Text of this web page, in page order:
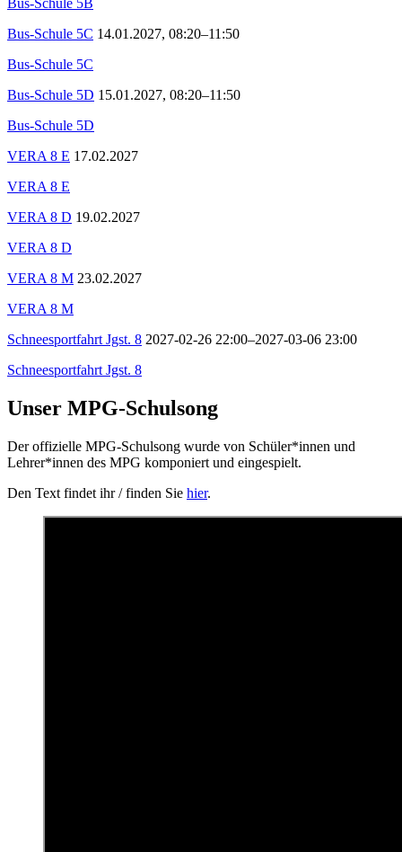
Bus-Schule 5C 14.01.2027, 08:20–11:50
Bus-Schule 5C
Bus-Schule 5D 15.01.2027, 08:20–11:50
Bus-Schule 5D
VERA 8 E 17.02.2027
VERA 8 E
VERA 8 D 19.02.2027
VERA 8 D
VERA 8 M 23.02.2027
VERA 8 M
Schneesportfahrt Jgst. 8 2027-02-26 22:00–2027-03-06 23:00
Schneesportfahrt Jgst. 8
Unser MPG-Schulsong
Der offizielle MPG-Schulsong wurde von Schüler*innen und
Lehrer*innen des MPG komponiert und eingespielt.
Den Text findet ihr / finden Sie hier.